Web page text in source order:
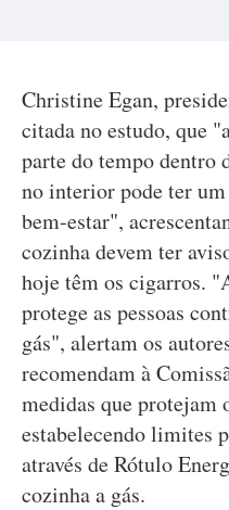
Christine Egan,
citada no estudo, que
parte do tempo dentro
no interior pode ter
bem-estar",
cozinha devem ter
hoje têm os cigarros.
protege as pessoas
gás", alertam os
recomendam à
medidas que protejam
estabelecendo limites
através de Rótulo
cozinha a gás.